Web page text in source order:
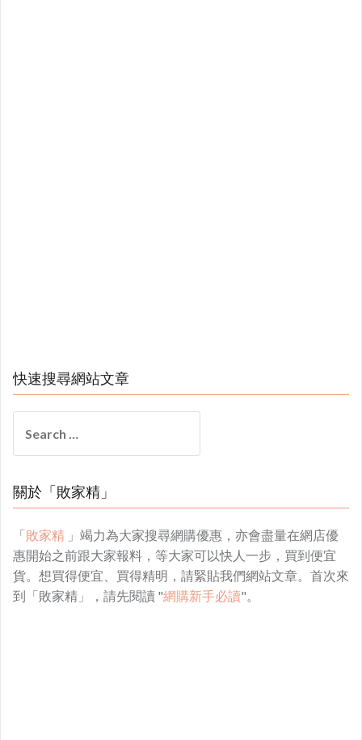
快速搜尋網站文章
for:
關於「敗家精」
「敗家精 」竭力為大家搜尋網購優惠，亦會盡量在網店優
惠開始之前跟大家報料，等大家可以快人一步，買到便宜
貨。想買得便宜、買得精明，請緊貼我們網站文章。首次來
到「敗家精」，請先閱讀 "網購新手必讀"。